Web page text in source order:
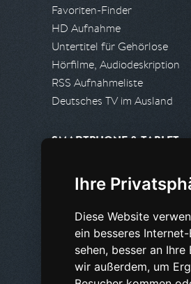
Ihre
Diese Website
ein besseres
sehen, besser an
wir außerdem, um
Favoriten-Finder
HD Aufnahme
Untertitel für Gehörlose
Hörfilme, Audiodeskription
RSS Aufnahmeliste
Deutsches TV im Ausland
SMARTPHONE & TABLET
Android App
PARTNER
Partnerliste
Partner werden